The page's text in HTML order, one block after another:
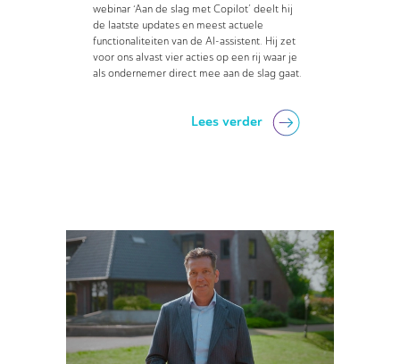
webinar ‘Aan de slag met Copilot’ deelt hij
de laatste updates en meest actuele
functionaliteiten van de AI-assistent. Hij zet
voor ons alvast vier acties op een rij waar je
als ondernemer direct mee aan de slag gaat.
Lees verder